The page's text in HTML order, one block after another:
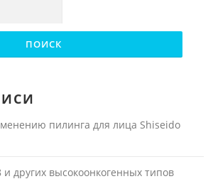
пилинга для лица Shiseido
других высокоонкогенных типов